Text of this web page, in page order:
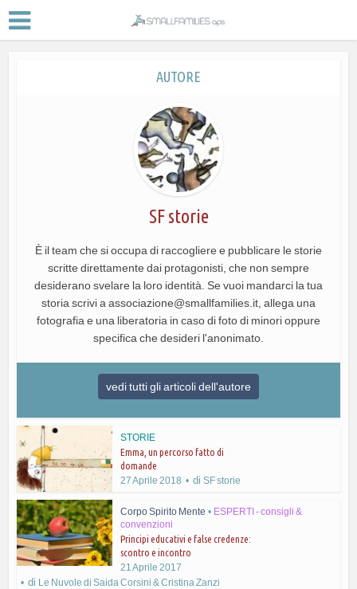
AUTORE
SF storie
È il team che si occupa di raccogliere e pubblicare le storie
scritte direttamente dai protagonisti, che non sempre
desiderano svelare la loro identità. Se vuoi mandarci la tua
storia scrivi a associazione@smallfamilies.it, allega una
fotografia e una liberatoria in caso di foto di minori oppure
specifica che desideri l'anonimato.
vedi tutti gli articoli dell'autore
STORIE
Emma, un percorso fatto di
domande
27 Aprile 2018
diSF storie
Corpo Spirito Mente • ESPERTI - consigli &
convenzioni
Principi educativi e false credenze:
scontro e incontro
21 Aprile 2017
di Le Nuvole di Saida Corsini & Cristina Zanzi